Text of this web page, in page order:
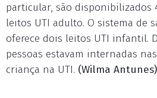
particular, são disponibilizados
leitos UTI adulto. O sistema de
oferece dois leitos UTI infantil.
pessoas estavam internadas
criança na UTI. (Wilma Antunes)